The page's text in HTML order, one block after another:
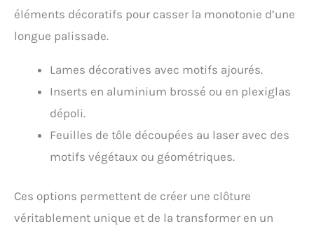
éléments décoratifs pour casser la monotonie d’une
longue palissade.
Lames décoratives avec motifs ajourés.
Inserts en aluminium brossé ou en plexiglas
dépoli.
Feuilles de tôle découpées au laser avec des
motifs végétaux ou géométriques.
Ces options permettent de créer une clôture
véritablement unique et de la transformer en un